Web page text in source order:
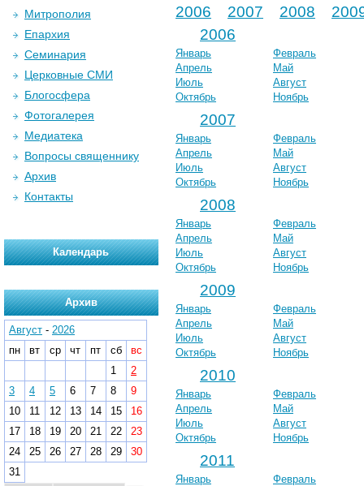
2006
2007 2008
2006
Январь
Февраль
Апрель
Май
Июль
Август
Октябрь
Ноябрь
2007
Январь
Февраль
Апрель
Май
Июль
Август
Октябрь
Ноябрь
2008
Январь
Февраль
Апрель
Май
Июль
Август
Октябрь
Ноябрь
2009
Январь
Февраль
Апрель
Май
Июль
Август
Октябрь
Ноябрь
2010
Январь
Февраль
Апрель
Май
Июль
Август
Октябрь
Ноябрь
2011
Январь
Февраль
Митрополия
Епархия
Семинария
Церковные СМИ
Блогосфера
Фотогалерея
Медиатека
Вопросы священнику
Архив
Контакты
Календарь
Архив
Август - 2026
пн
вт ср чт пт сб
вс
1
2
3
4 5 6 7 8
9
10
11 12 13 14 15
16
17
18 19 20 21 22
23
24
25 26 27 28 29
30
31